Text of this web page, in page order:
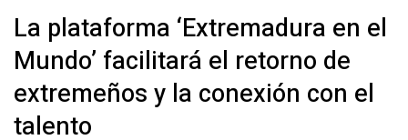
La plataforma ‘Extremadura en el
Mundo’ facilitará el retorno de
extremeños y la conexión con el
talento